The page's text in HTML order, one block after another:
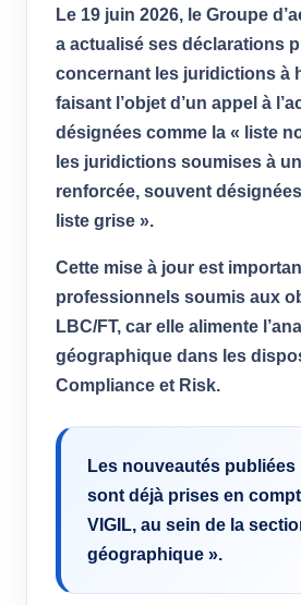
Le 19 juin 2026, le Groupe
a actualisé ses déclarations
concernant les juridictions à
faisant l’objet d’un appel à
désignées comme la « liste
les juridictions soumises à
renforcée, souvent
liste grise ».
Cette mise à jour est
professionnels soumis aux
LBC/FT, car elle alimente
géographique dans les
Compliance et Risk.
Les nouveautés publiées
sont déjà prises en
VIGIL, au sein de la
géographique ».